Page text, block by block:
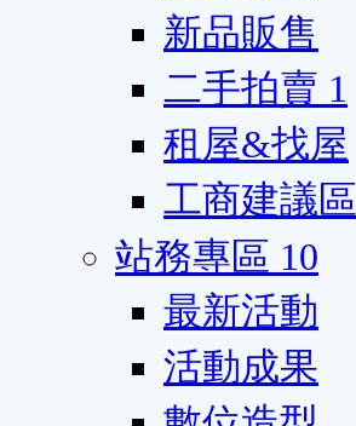
新品販售
二手拍賣 1
租屋&找屋
工商建議區
站務專區 10
最新活動
活動成果